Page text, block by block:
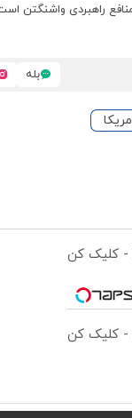
منافع راهبردی واشنگتن
بله
- کلیک کن
- کلیک کن